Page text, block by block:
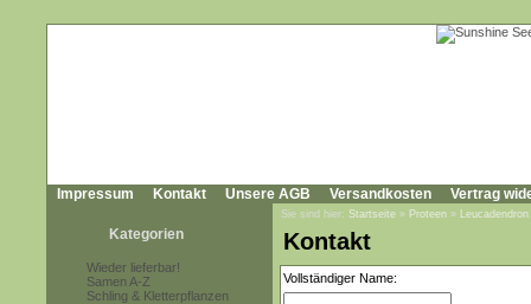
Impressum Kontakt Unsere AGB Versandkosten Vertrag
Kategorien
Wieder lieferbar!
Samen A-Z
Schling & Kletterpflanzen
Sie sind hier: Startseite » Proteen » Leucadendron
Kontakt
Vollständiger Name: